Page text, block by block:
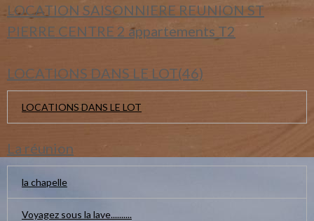
LOCATION SAISONNIERE REUNION ST
PIERRE CENTRE 2 appartements T2
LOCATIONS DANS LE LOT(46)
LOCATIONS DANS LE LOT
La réunion
la chapelle
Voyagez sous la lave..........